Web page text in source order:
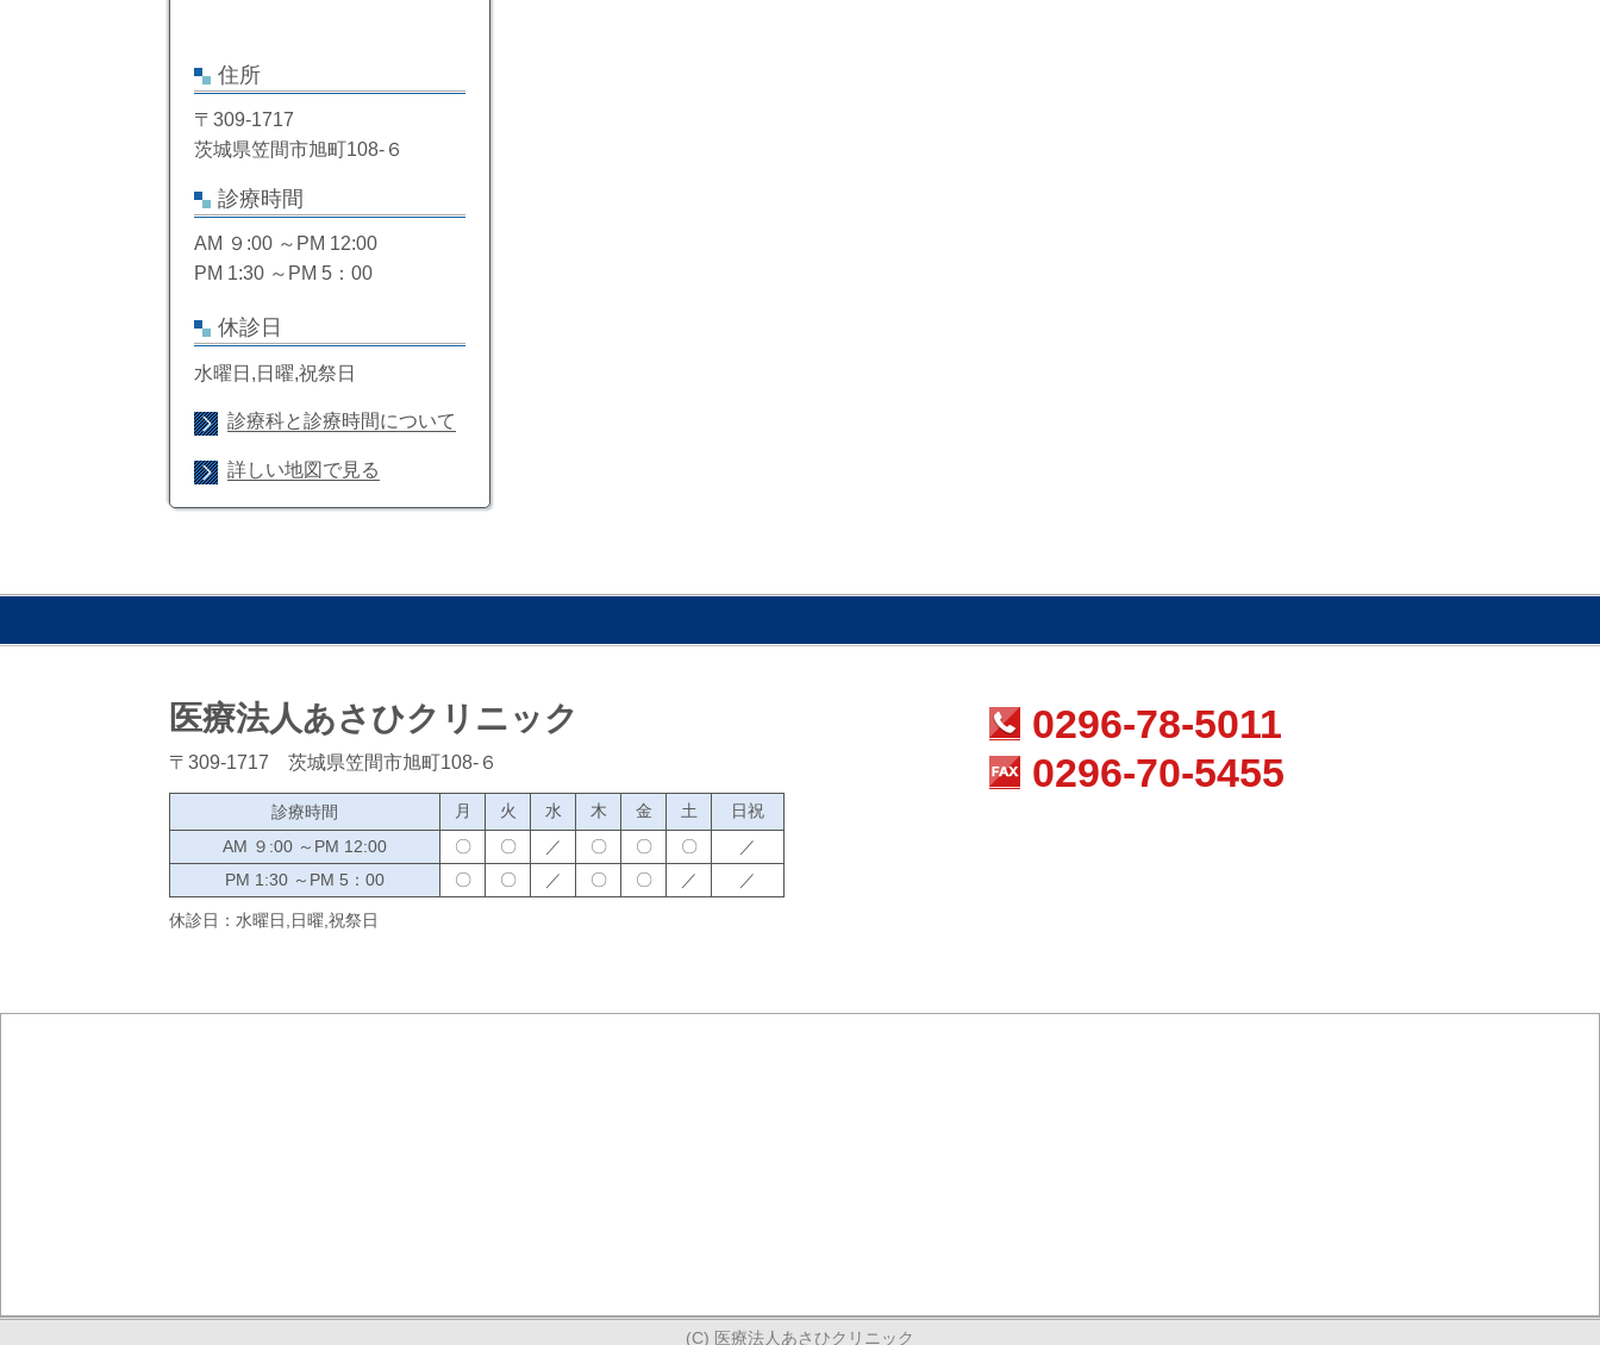
住所
〒309-1717
茨城県笠間市旭町108-６
診療時間
AM ９:00 ～PM 12:00
PM 1:30 ～PM 5：00
休診日
水曜日,日曜,祝祭日
診療科と診療時間について
詳しい地図で見る
医療法人あさひクリニック
〒309-1717 茨城県笠間市旭町108-６
診療時間 月 火 水 木 金 土
日祝
AM ９:00 ～PM 12:00
〇 〇 ／ 〇 〇 〇
／
PM 1:30 ～PM 5：00
〇 〇 ／ 〇 〇 ／ ／
休診日 ： 水曜日,日曜,祝祭日
0296-78-5011
0296-70-5455
(C) 医療法人あさひクリニック